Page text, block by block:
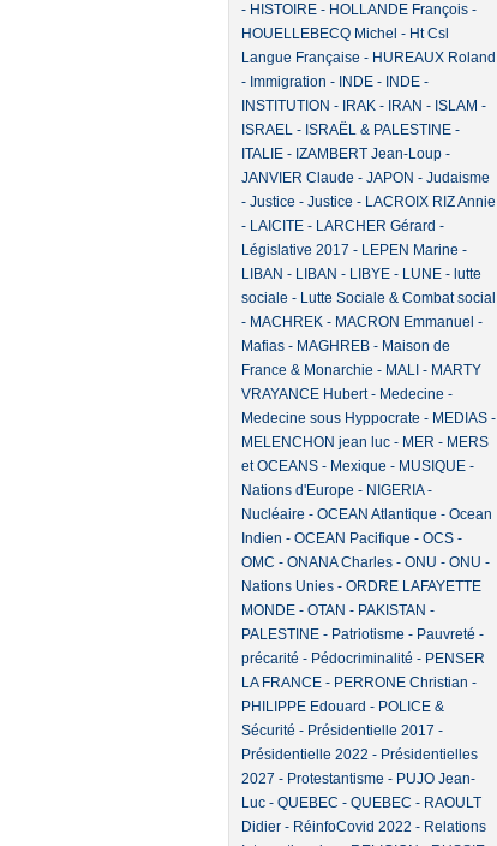
- HISTOIRE- HOLLANDE François-
HOUELLEBECQ Michel - Ht Csl
Langue Française - HUREAUX Roland
- Immigration - INDE- INDE-
INSTITUTION - IRAK- IRAN - ISLAM -
ISRAEL- ISRAËL & PALESTINE-
ITALIE- IZAMBERT Jean-Loup-
JANVIER Claude - JAPON - Judaisme
- Justice - Justice - LACROIX RIZ Annie
- LAICITE- LARCHER Gérard -
Législative 2017 - LEPEN Marine -
LIBAN - LIBAN - LIBYE- LUNE- lutte
sociale - Lutte Sociale & Combat social
- MACHREK- MACRON Emmanuel -
Mafias- MAGHREB- Maison de
France & Monarchie - MALI - MARTY
VRAYANCE Hubert- Medecine -
Medecine sous Hyppocrate - MEDIAS-
MELENCHON jean luc- MER - MERS
et OCEANS- Mexique - MUSIQUE-
Nations d'Europe - NIGERIA-
Nucléaire - OCEAN Atlantique - Ocean
Indien - OCEAN Pacifique - OCS-
OMC - ONANA Charles- ONU - ONU -
Nations Unies- ORDRE LAFAYETTE
MONDE- OTAN - PAKISTAN -
PALESTINE- Patriotisme - Pauvreté -
précarité - Pédocriminalité - PENSER
LA FRANCE- PERRONE Christian -
PHILIPPE Edouard - POLICE &
Sécurité - Présidentielle 2017 -
Présidentielle 2022 - Présidentielles
2027 - Protestantisme - PUJO Jean-
Luc- QUEBEC - QUEBEC - RAOULT
Didier- RéinfoCovid 2022 - Relations